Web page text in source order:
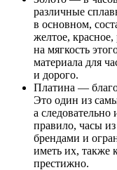
различные
в основном,
желтое, красное,
на мягкость
материала для
и дорого.
Платина —
Это один из
а
правило, часы
брендами и
иметь их, также
престижно.